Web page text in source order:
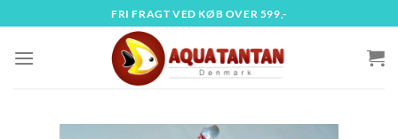
til
indhold
FRI FRAGT VED KØB OVER 599,-